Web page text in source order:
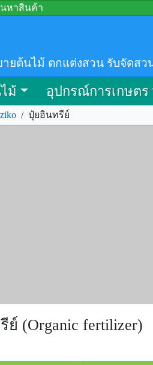
หาสินค้า
ยต้นไม้ ตกแต่งสวน รับจัดส
ม้ อุปกรณ์การเกษตร
ziko / ปุ๋ยอินทรีย์
ย์ (Organic fertilizer)